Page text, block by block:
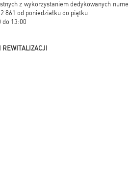
z wykorzystaniem dedykowanych
861 od poniedziałku do piątku
do 13:00